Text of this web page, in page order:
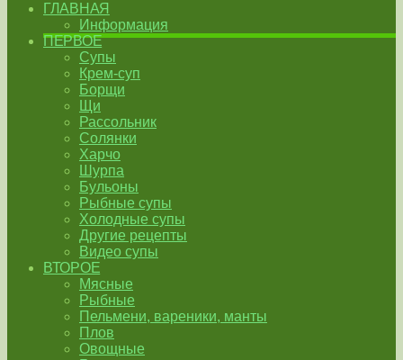
ГЛАВНАЯ
Информация
ПЕРВОЕ
Супы
Крем-суп
Борщи
Щи
Рассольник
Солянки
Харчо
Шурпа
Бульоны
Рыбные супы
Холодные супы
Другие рецепты
Видео супы
ВТОРОЕ
Мясные
Рыбные
Пельмени, вареники, манты
Плов
Овощные